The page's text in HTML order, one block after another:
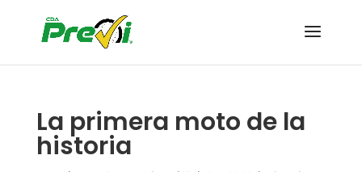
La primera moto de la
historia